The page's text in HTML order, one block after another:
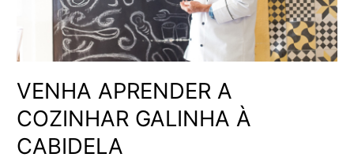
VENHA APRENDER A
COZINHAR GALINHA À
CABIDELA